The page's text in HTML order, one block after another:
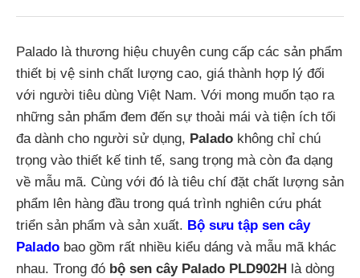
Palado là thương hiệu chuyên cung cấp các sản phẩm
thiết bị vệ sinh chất lượng cao, giá thành hợp lý đối
với người tiêu dùng Việt Nam. Với mong muốn tạo ra
những sản phẩm đem đến sự thoải mái và tiện ích tối
đa dành cho người sử dụng, Palado không chỉ chú
trọng vào thiết kế tinh tế, sang trọng mà còn đa dạng
về mẫu mã. Cùng với đó là tiêu chí đặt chất lượng sản
phẩm lên hàng đầu trong quá trình nghiên cứu phát
triển sản phẩm và sản xuất. Bộ sưu tập sen cây
Palado bao gồm rất nhiều kiểu dáng và mẫu mã khác
nhau. Trong đó bộ sen cây Palado PLD902H
là dòng